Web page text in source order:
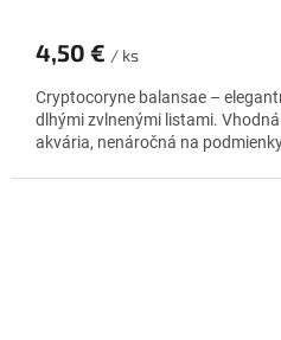
4,50 € / ks
Cryptocoryne balansae –
dlhými zvlnenými listami.
akvária, nenáročná na